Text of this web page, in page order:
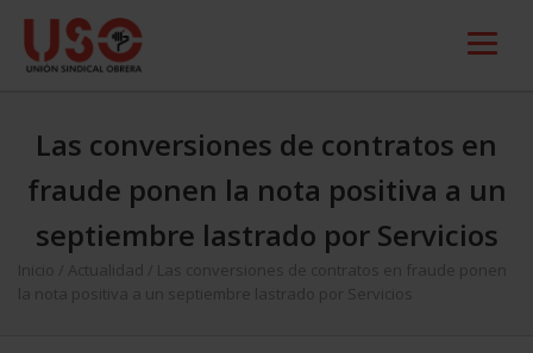
Las conversiones de contratos en
fraude ponen la nota positiva a un
septiembre lastrado por Servicios
Inicio Actualidad
Las conversiones de contratos en fraude ponen
la nota positiva a un septiembre lastrado por Servicios